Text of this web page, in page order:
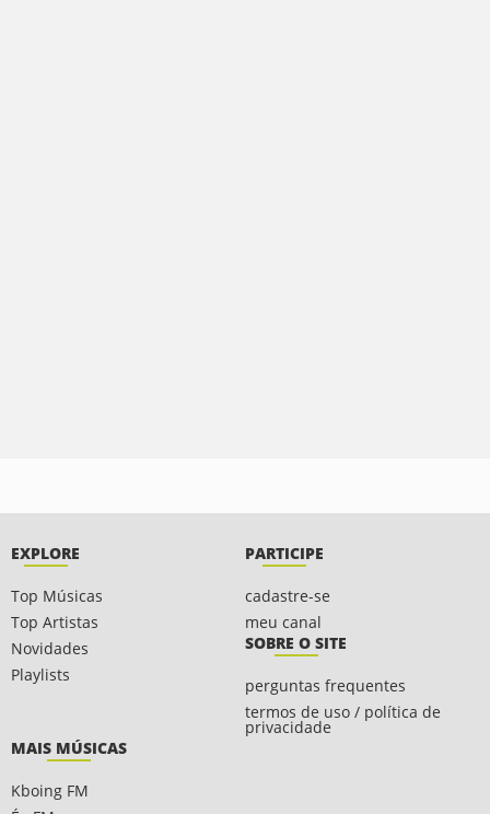
EXPLORE
Top Músicas
Top Artistas
Novidades
Playlists
PARTICIPE
cadastre-se
meu canal
SOBRE O SITE
perguntas frequentes
termos de uso / política de
privacidade
MAIS MÚSICAS
Kboing FM